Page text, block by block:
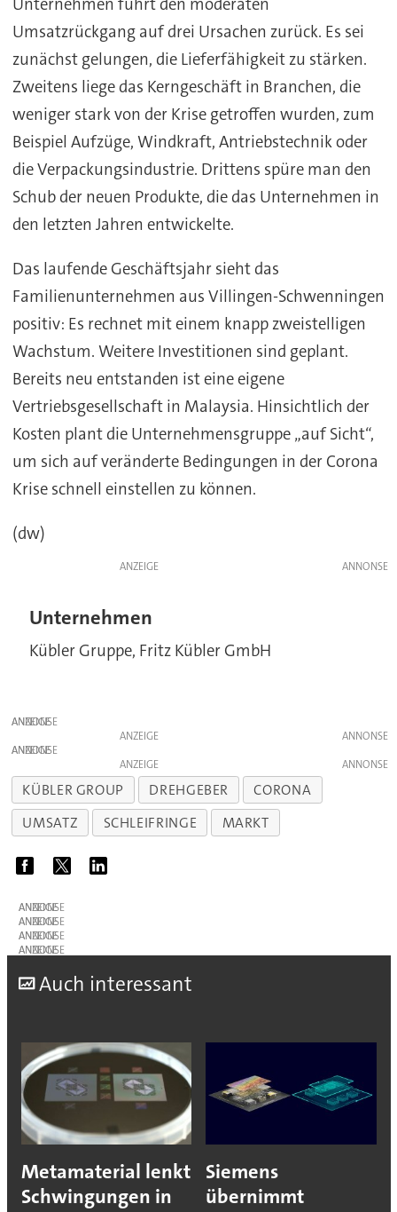
Unternehmen führt den moderaten
Umsatzrückgang auf drei Ursachen zurück. Es sei
zunächst gelungen, die Lieferfähigkeit zu stärken.
Zweitens liege das Kerngeschäft in Branchen, die
weniger stark von der Krise getroffen wurden, zum
Beispiel Aufzüge, Windkraft, Antriebstechnik oder
die Verpackungsindustrie. Drittens spüre man den
Schub der neuen Produkte, die das Unternehmen in
den letzten Jahren entwickelte.
Das laufende Geschäftsjahr sieht das
Familienunternehmen aus Villingen-Schwenningen
positiv: Es rechnet mit einem knapp zweistelligen
Wachstum. Weitere Investitionen sind geplant.
Bereits neu entstanden ist eine eigene
Vertriebsgesellschaft in Malaysia. Hinsichtlich der
Kosten plant die Unternehmensgruppe „auf Sicht“,
um sich auf veränderte Bedingungen in der Corona
Krise schnell einstellen zu können.
(dw)
ANZEIGE
Unternehmen
Kübler Gruppe, Fritz Kübler GmbH
ANZEIGE
ANZEIGE
ANZEIGE
ANZEIGE
KÜBLER GROUP DREHGEBER
CORONA
UMSATZ
SCHLEIFRINGE MARKT
ANZEIGE
ANZEIGE
ANZEIGE
ANZEIGE
Auch interessant
Metamaterial lenkt
Schwingungen in
Siemens
übernimmt